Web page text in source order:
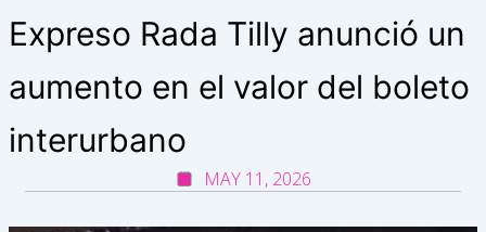
Expreso Rada Tilly anunció un
aumento en el valor del boleto
interurbano
MAY 11, 2026